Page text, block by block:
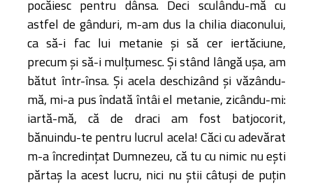
pocăiesc pentru dânsa. Deci sculându-mă cu
astfel de gânduri, m-am dus la chilia diaconului,
ca să-i fac lui metanie şi să cer iertăciune,
precum şi să-i mulţumesc. Şi stând lângă uşa, am
bătut într-însa. Şi acela deschizând şi văzându-
mă, mi-a pus îndată întâi el metanie, zicându-mi:
iartă-mă, că de draci am fost batjocorit,
bănuindu-te pentru lucrul acela! Căci cu adevărat
m-a încredinţat Dumnezeu, că tu cu nimic nu eşti
părtaş la acest lucru, nici nu ştii câtuşi de puţin